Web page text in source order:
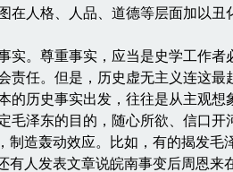
在人格、人品、道德等层面加以丑
。尊重事实，应当是史学工作者
责任。但是，历史虚无主义连这最
的历史事实出发，往往是从主观想
毛泽东的目的，随心所欲、信口开
制造轰动效应。比如，有的揭发毛
有人发表文章说皖南事变后周恩来